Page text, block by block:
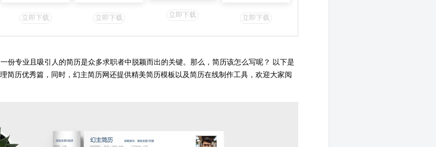
立即下载 立即下载 立即下载 立即下载
份专业且吸引人的简历是众多求职者中脱颖而出的关键。那么，简历该怎么写呢？ 以下是
简历优秀篇，同时，幻主简历网还提供精美简历模板以及简历在线制作工具，欢迎大家阅